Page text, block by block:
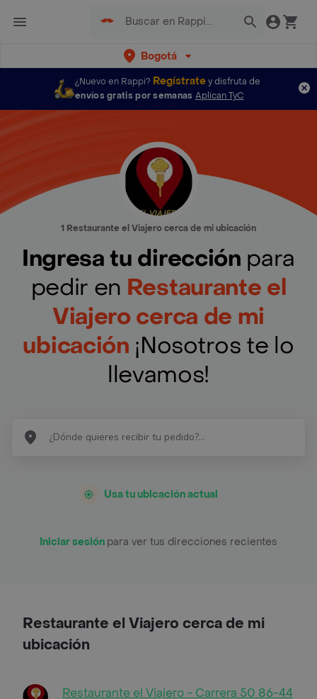
Bogotá
¿Nuevo en Rappi? Regístratey disfruta de
envíos gratis por semanas Aplican TyC
1 Restaurante el Viajero cerca de mi ubicación
Ingresa tu dirección para
pedir en Restaurante el
Viajero cerca de mi
ubicación ¡Nosotros te lo
llevamos!
Usa tu ubicación actual
Iniciar sesión para ver tus direcciones recientes
Restaurante el Viajero cerca de mi
ubicación
Restaurante el Viajero - Carrera 50 86-44